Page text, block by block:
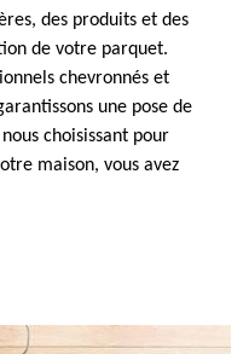
des produits et des
de votre parquet.
chevronnés et
une pose de
choisissant pour
maison, vous avez